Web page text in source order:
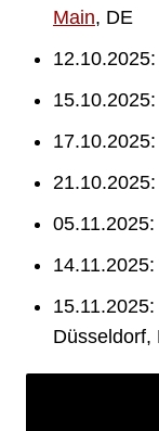
Main, DE
Düsseldorf,